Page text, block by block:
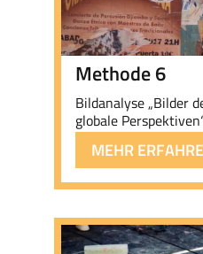
Methode 6
Bildanalyse „Bilder
globale
MEHR